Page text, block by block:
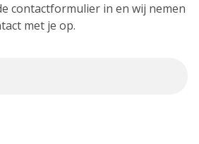
contactformulier in en wij nemen
met je op.